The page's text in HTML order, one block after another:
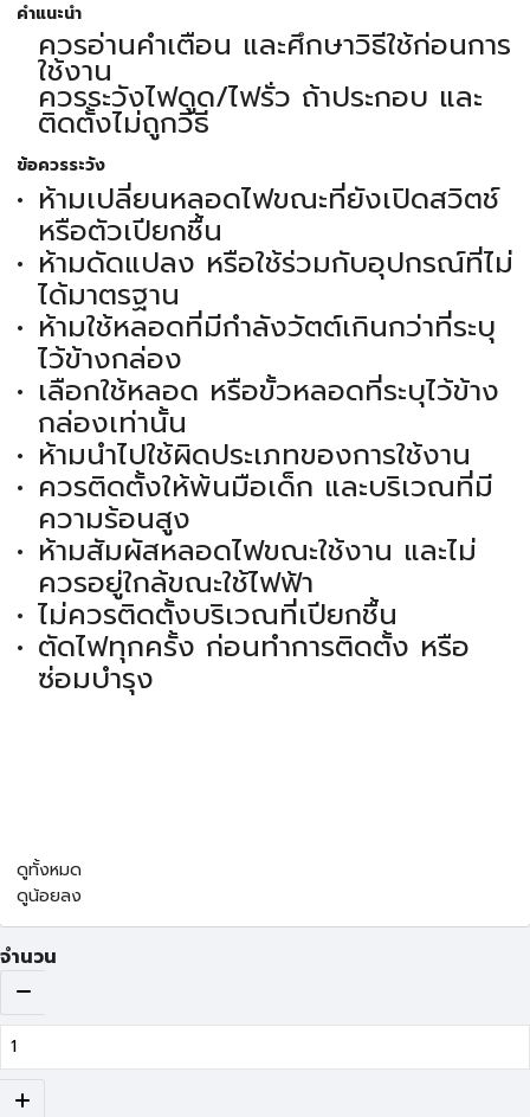
คำแนะนำ
ควรอ่านคำเตือน และศึกษาวิธีใช้ก่อนการ
ใช้งาน
ควรระวังไฟดูด/ไฟรั่ว ถ้าประกอบ และ
ติดตั้งไม่ถูกวิธี
ข้อควรระวัง
ห้ามเปลี่ยนหลอดไฟขณะที่ยังเปิดสวิตช์
หรือตัวเปียกชื้น
ห้ามดัดแปลง หรือใช้ร่วมกับอุปกรณ์ที่ไม่
ได้มาตรฐาน
ห้ามใช้หลอดที่มีกำลังวัตต์เกินกว่าที่ระบุ
ไว้ข้างกล่อง
เลือกใช้หลอด หรือขั้วหลอดที่ระบุไว้ข้าง
กล่องเท่านั้น
ห้ามนำไปใช้ผิดประเภทของการใช้งาน
ควรติดตั้งให้พ้นมือเด็ก และบริเวณที่มี
ความร้อนสูง
ห้ามสัมผัสหลอดไฟขณะใช้งาน และไม่
ควรอยู่ใกล้ขณะใช้ไฟฟ้า
ไม่ควรติดตั้งบริเวณที่เปียกชื้น
ตัดไฟทุกครั้ง ก่อนทำการติดตั้ง หรือ
ซ่อมบำรุง
ดูทั้งหมด
ดูน้อยลง
จำนวน